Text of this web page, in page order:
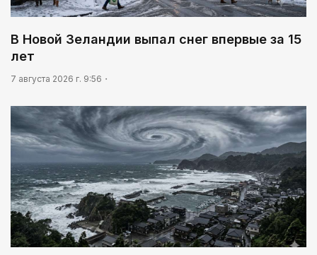
В Новой Зеландии выпал снег впервые за 15
лет
7 августа 2026 г. 9:56